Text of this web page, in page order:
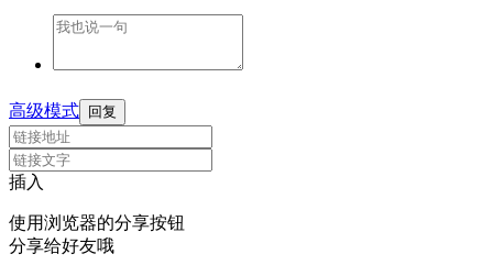
高级模式 回复
插入
使用浏览器的分享按钮
分享给好友哦